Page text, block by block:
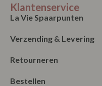
Klantenservice
La Vie Spaarpunten
Verzending & Levering
Retourneren
Bestellen